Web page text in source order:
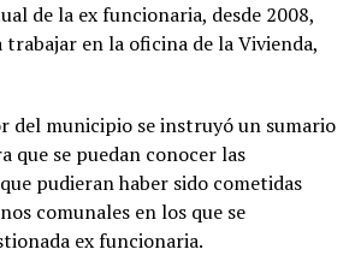
de la ex funcionaria, desde 2008,
trabajar en la oficina de la Vivienda,
del municipio se instruyó un sumario
que se puedan conocer las
pudieran haber sido cometidas
comunales en los que se
ex funcionaria.